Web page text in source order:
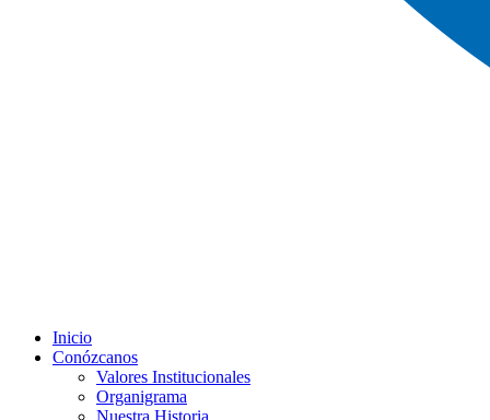
Inicio
Conózcanos
Valores Institucionales
Organigrama
Nuestra Historia